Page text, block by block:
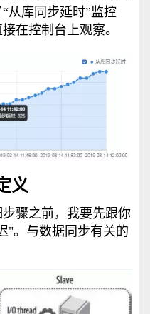
从库同步延时”监控
在控制台上观察。
义
骤之前，我要先跟你
"。与数据同步有关的